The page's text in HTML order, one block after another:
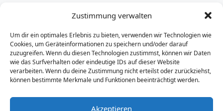
Zustimmung verwalten
Um dir ein optimales Erlebnis zu bieten, verwenden wir Technologien wie
Cookies, um Geräteinformationen zu speichern und/oder darauf
zuzugreifen. Wenn du diesen Technologien zustimmst, können wir Daten
wie das Surfverhalten oder eindeutige IDs auf dieser Website
verarbeiten. Wenn du deine Zustimmung nicht erteilst oder zurückziehst,
können bestimmte Merkmale und Funktionen beeinträchtigt werden.
Akzeptieren